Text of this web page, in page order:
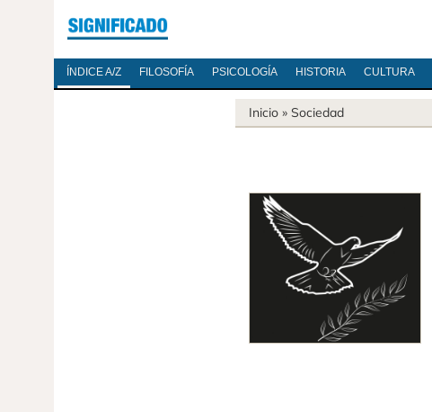
ÍNDICE A/Z FILOSOFÍA PSICOLOGÍA HISTORIA CULTURA
Inicio » Sociedad